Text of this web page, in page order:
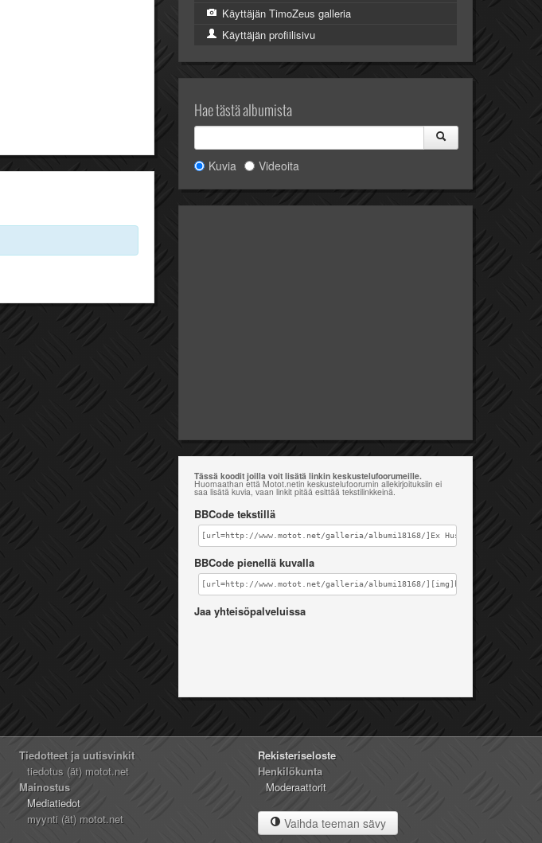
Käyttäjän TimoZeus galleria
Käyttäjän profiilisivu
Hae tästä albumista
Kuvia Videoita
Tässä koodit joilla voit lisätä linkin keskustelufoorumeille.
Huomaathan että Motot.netin keskustelufoorumin allekirjoituksiin ei
saa lisätä kuvia, vaan linkit pitää esittää tekstilinkkeinä.
BBCode tekstillä
[url=http://www.motot.net/galleria/albumi18168/]Ex Husqvarna SMS '08[/
BBCode pienellä kuvalla
[url=http://www.motot.net/galleria/albumi18168/][img]http://
Jaa yhteisöpalveluissa
Tiedotteet ja uutisvinkit
tiedotus (ät) motot.net
Mainostus
Mediatiedot
myynti (ät) motot.net
Rekisteriseloste
Henkilökunta
Moderaattorit
Vaihda teeman sävy